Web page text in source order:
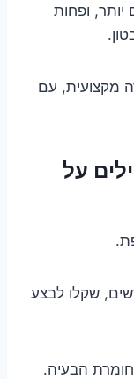
יותר, ופחות
מקצועית, עם
על
שקלו לבצע
הבעיה.